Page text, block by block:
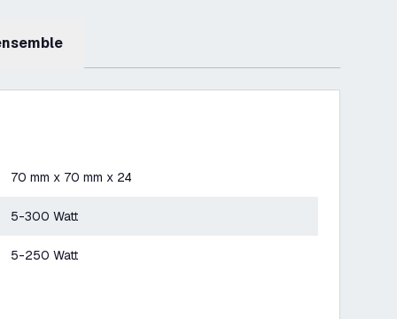
70 mm x 70 mm x 24
5-300 Watt
5-250 Watt